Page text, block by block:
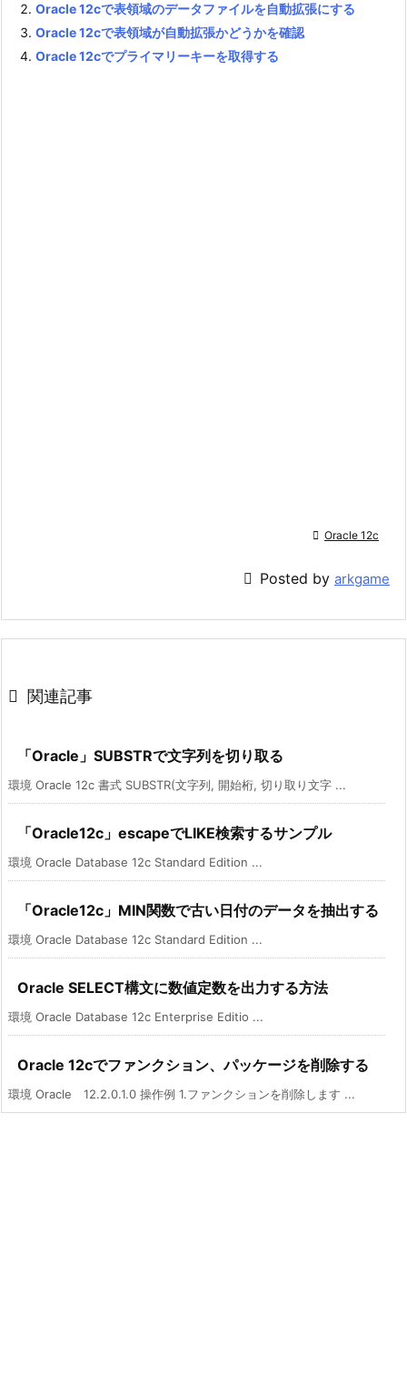
Oracle 12cで表領域のデータファイルを自動拡張にする
Oracle 12cで表領域が自動拡張かどうかを確認
Oracle 12cでプライマリーキーを取得する
 Oracle 12c
 Posted by arkgame
 関連記事
「Oracle」SUBSTRで文字列を切り取る
環境 Oracle 12c 書式 SUBSTR(文字列, 開始桁, 切り取り文字 ...
「Oracle12c」escapeでLIKE検索するサンプル
環境 Oracle Database 12c Standard Edition ...
「Oracle12c」MIN関数で古い日付のデータを抽出する
環境 Oracle Database 12c Standard Edition ...
Oracle SELECT構文に数値定数を出力する方法
環境 Oracle Database 12c Enterprise Editio ...
Oracle 12cでファンクション、パッケージを削除する
環境 Oracle 12.2.0.1.0 操作例 1.ファンクションを削除します ...